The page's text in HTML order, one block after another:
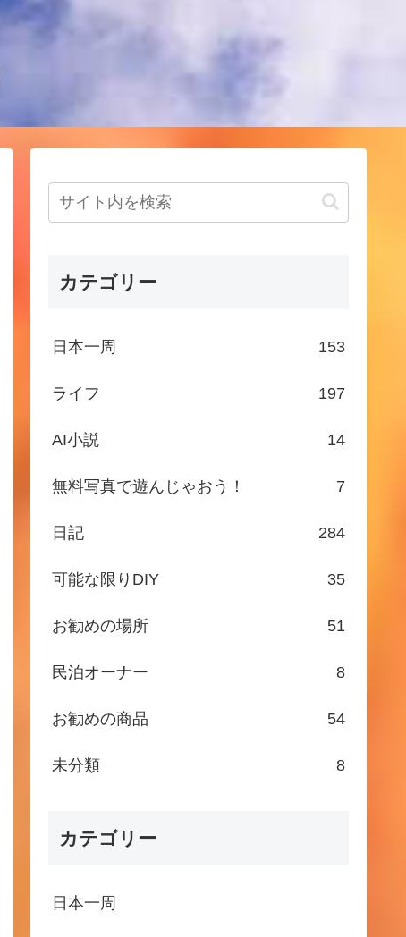
カテゴリー
日本一周 153
ライフ 197
AI小説 14
無料写真で遊んじゃおう！ 7
日記 284
可能な限りDIY 35
お勧めの場所 51
民泊オーナー 8
お勧めの商品 54
未分類 8
カテゴリー
日本一周